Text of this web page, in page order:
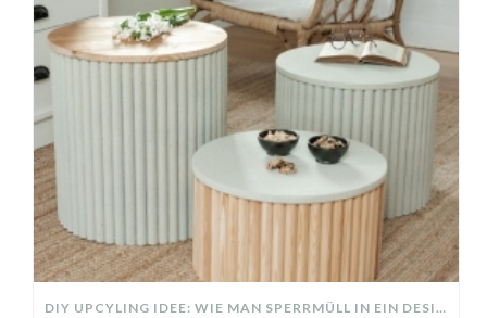
DIY UPCYLING IDEE: WIE MAN SPERRMÜLL IN EIN DESIGNER TEIL VERWANDELT